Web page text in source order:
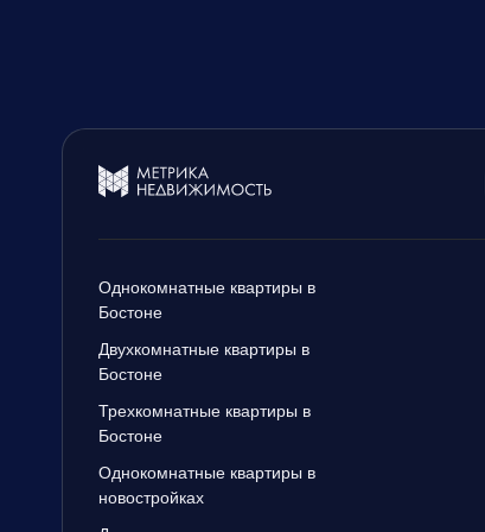
Однокомнатные квартиры в
Бостоне
Двухкомнатные квартиры в
Бостоне
Трехкомнатные квартиры в
Бостоне
Однокомнатные квартиры в
новостройках